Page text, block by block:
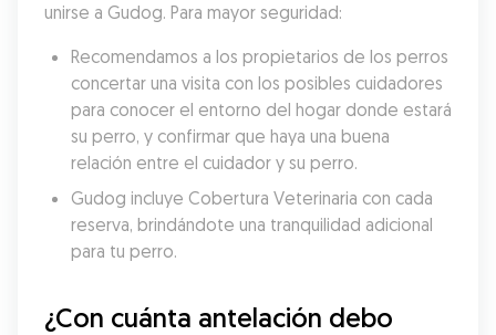
unirse a Gudog. Para mayor seguridad:
Recomendamos a los propietarios de los perros
concertar una visita con los posibles cuidadores
para conocer el entorno del hogar donde estará
su perro, y confirmar que haya una buena
relación entre el cuidador y su perro.
Gudog incluye Cobertura Veterinaria con cada
reserva, brindándote una tranquilidad adicional
para tu perro.
¿Con cuánta antelación debo